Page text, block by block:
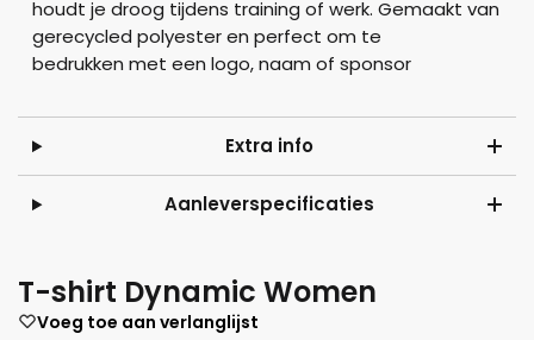
houdt je droog tijdens training of werk. Gemaakt van
gerecycled polyester en perfect om te
bedrukken met een logo, naam of sponsor
Extra info
Aanleverspecificaties
T-shirt Dynamic Women
Voeg toe aan verlanglijst